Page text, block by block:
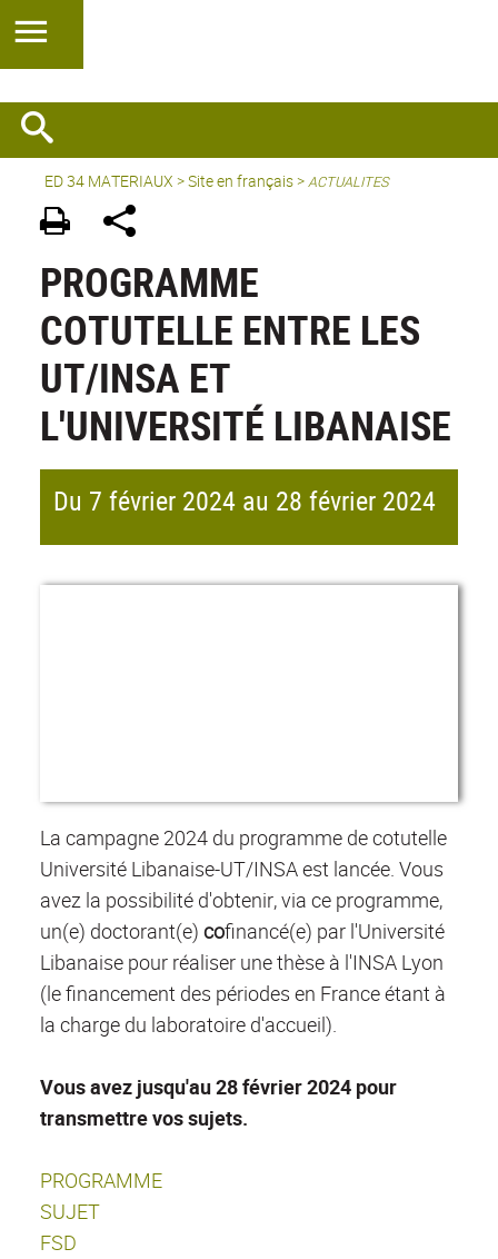
ED 34 MATERIAUX >Site en français>ACTUALITES
PROGRAMME
COTUTELLE ENTRE LES
UT/INSA ET
L'UNIVERSITÉ LIBANAISE
Du 7 février 2024 au 28 février 2024
La campagne 2024 du programme de cotutelle
Université Libanaise-UT/INSA est lancée. Vous
avez la possibilité d'obtenir, via ce programme,
un(e) doctorant(e) cofinancé(e) par l'Université
Libanaise pour réaliser une thèse à l'INSA Lyon
(le financement des périodes en France étant à
la charge du laboratoire d'accueil).
Vous avez jusqu'au28 février 2024 pour
transmettre vos sujets.
PROGRAMME
SUJET
FSD